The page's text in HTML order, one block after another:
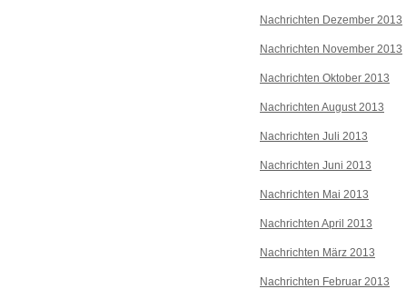
Nachrichten Dezember 2013
Nachrichten November 2013
Nachrichten Oktober 2013
Nachrichten August 2013
Nachrichten Juli 2013
Nachrichten Juni 2013
Nachrichten Mai 2013
Nachrichten April 2013
Nachrichten März 2013
Nachrichten Februar 2013